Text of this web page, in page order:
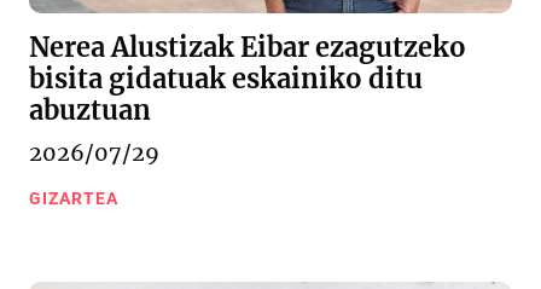
Nerea Alustizak Eibar ezagutzeko
bisita gidatuak eskainiko ditu
abuztuan
2026/07/29
GIZARTEA